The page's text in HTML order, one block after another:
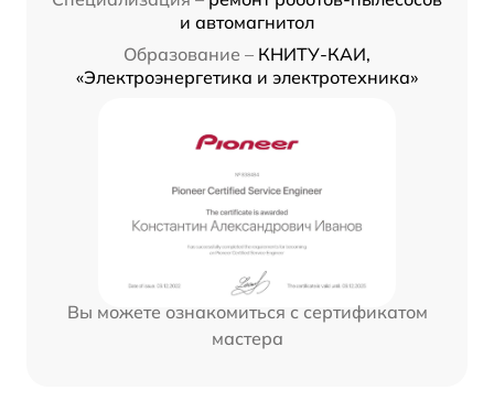
и автомагнитол
Образование – КНИТУ-КАИ,
«Электроэнергетика и электротехника»
Вы можете ознакомиться с сертификатом
мастера